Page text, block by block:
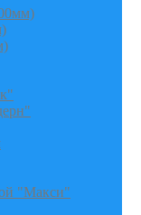
"Макси"